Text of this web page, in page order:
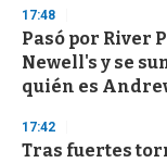
17:48
Pasó por River
Newell's y se
quién es
17:42
Tras fuertes